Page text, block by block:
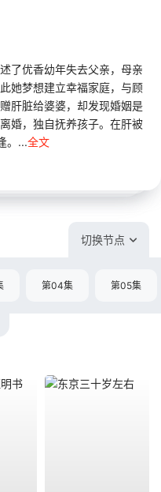
优香幼年失去父亲，母亲
她梦想建立幸福家庭，与顾
肝脏给婆婆，却发现婚姻是
婚，独自抚养孩子。在肝被
。...全文
切换节点
第04集 第05集